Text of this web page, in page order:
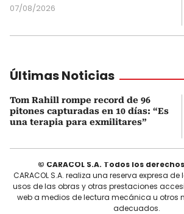
07/08/2026
Últimas Noticias
Tom Rahill rompe record de 96
pitones capturadas en 10 días: “Es
una terapia para exmilitares”
© CARACOL S.A. Todos los
CARACOL S.A. realiza una reserva expresa
usos de las obras y otras prestaciones
web a medios de lectura mecánica u otros
adecuados.